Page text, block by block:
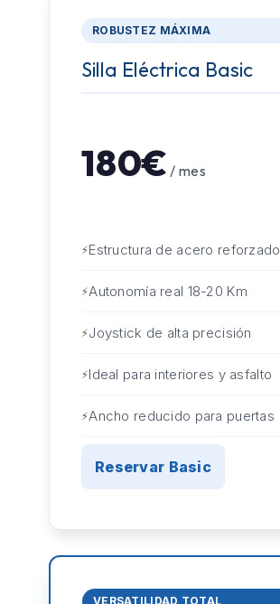
ROBUSTEZ MÁXIMA
Silla Eléctrica Basic
180€ / mes
Estructura de acero reforzado
Autonomía real 18-20 Km
Joystick de alta precisión
Ideal para interiores y asfalto
Ancho reducido para puertas
Reservar Basic
VERSATILIDAD TOTAL